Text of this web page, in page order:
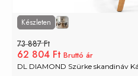
Készleten
73 887 Ft
62 804 Ft Bruttó ár
DL DIAMOND Szürke skandináv